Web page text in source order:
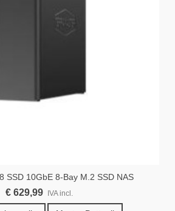
SSD 10GbE 8-Bay M.2 SSD NAS
€ 629,99 IVA incl.